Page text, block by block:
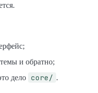
и обратно;
дело core/ .